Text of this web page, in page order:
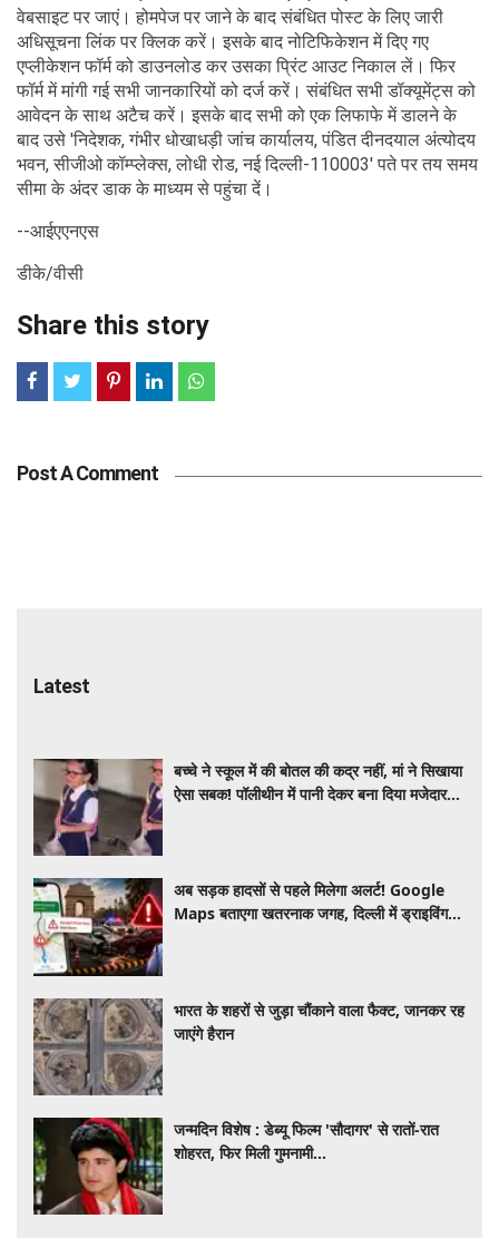
वेबसाइट पर जाएं। होमपेज पर जाने के बाद संबंधित पोस्ट के लिए जारी
अधिसूचना लिंक पर क्लिक करें। इसके बाद नोटिफिकेशन में दिए गए
एप्लीकेशन फॉर्म को डाउनलोड कर उसका प्रिंट आउट निकाल लें। फिर
फॉर्म में मांगी गई सभी जानकारियों को दर्ज करें। संबंधित सभी डॉक्यूमेंट्स को
आवेदन के साथ अटैच करें। इसके बाद सभी को एक लिफाफे में डालने के
बाद उसे 'निदेशक, गंभीर धोखाधड़ी जांच कार्यालय, पंडित दीनदयाल अंत्योदय
भवन, सीजीओ कॉम्प्लेक्स, लोधी रोड, नई दिल्ली-110003' पते पर तय समय
सीमा के अंदर डाक के माध्यम से पहुंचा दें।
--आईएएनएस
डीके/वीसी
Share this story
Post A Comment
Latest
बच्चे ने स्कूल में की बोतल की कद्र नहीं, मां ने सिखाया
ऐसा सबक! पॉलीथीन में पानी देकर बना दिया मजेदार
अब सड़क हादसों से पहले मिलेगा अलर्ट! Google
Maps बताएगा खतरनाक जगह, दिल्ली में ड्राइविंग
भारत के शहरों से जुड़ा चौंकाने वाला फैक्ट, जानकर रह
जाएंगे हैरान
जन्मदिन विशेष : डेब्यू फिल्म 'सौदागर' से रातों-रात
शोहरत, फिर मिली गुमनामी...